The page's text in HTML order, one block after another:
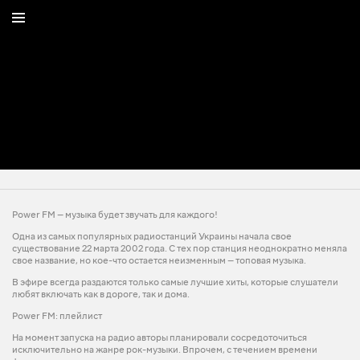
Power FM — музыка будет звучать для каждого!
Одна из самых популярных радиостанций Украины начала свое
существование 22 марта 2002 года. С тех пор станция неоднократно меняла
свое название, но кое-что остается неизменным — топовая музыка.
В эфире всегда раздаются только самые лучшие хиты, которые слушатели
любят включать как в дороге, так и дома.
Power FM: плейлист
На момент запуска на радио авторы планировали сосредоточиться
исключительно на жанре рок-музыки. Впрочем, с течением времени